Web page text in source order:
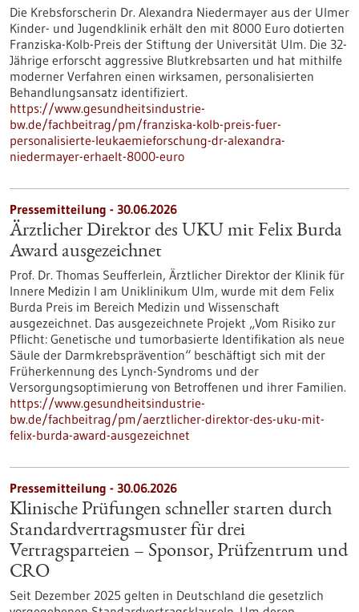
Die Krebsforscherin Dr. Alexandra Niedermayer aus der Ulmer
Kinder- und Jugendklinik erhält den mit 8000 Euro dotierten
Franziska-Kolb-Preis der Stiftung der Universität Ulm. Die 32-
Jährige erforscht aggressive Blutkrebsarten und hat mithilfe
moderner Verfahren einen wirksamen, personalisierten
Behandlungsansatz identifiziert.
https://www.gesundheitsindustrie-
bw.de/fachbeitrag/pm/franziska-kolb-preis-fuer-
personalisierte-leukaemieforschung-dr-alexandra-
niedermayer-erhaelt-8000-euro
Pressemitteilung - 30.06.2026
Ärztlicher Direktor des UKU mit Felix Burda
Award ausgezeichnet
Prof. Dr. Thomas Seufferlein, Ärztlicher Direktor der Klinik für
Innere Medizin I am Uniklinikum Ulm, wurde mit dem Felix
Burda Preis im Bereich Medizin und Wissenschaft
ausgezeichnet. Das ausgezeichnete Projekt „Vom Risiko zur
Pflicht: Genetische und tumorbasierte Identifikation als neue
Säule der Darmkrebsprävention“ beschäftigt sich mit der
Früherkennung des Lynch-​Syndroms und der
Versorgungsoptimierung von Betroffenen und ihrer Familien.
https://www.gesundheitsindustrie-
bw.de/fachbeitrag/pm/aerztlicher-direktor-des-uku-mit-
felix-burda-award-ausgezeichnet
Pressemitteilung - 30.06.2026
Klinische Prüfungen schneller starten durch
Standardvertragsmuster für drei
Vertragsparteien – Sponsor, Prüfzentrum und
CRO
Seit Dezember 2025 gelten in Deutschland die gesetzlich